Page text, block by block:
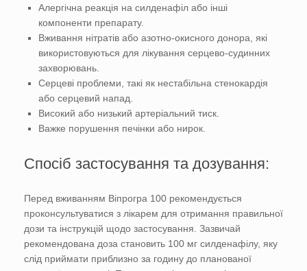
Алергічна реакція на силденафіл або інші
компоненти препарату.
Вживання нітратів або азотно-окисного донора, які
використовуються для лікування серцево-судинних
захворювань.
Серцеві проблеми, такі як нестабільна стенокардія
або серцевий напад.
Високий або низький артеріальний тиск.
Важке порушення печінки або нирок.
Спосіб застосування та дозування:
Перед вживанням Віпрогра 100 рекомендується
проконсультуватися з лікарем для отримання правильної
дози та інструкцій щодо застосування. Зазвичай
рекомендована доза становить 100 мг силденафілу, яку
слід приймати приблизно за годину до планованої